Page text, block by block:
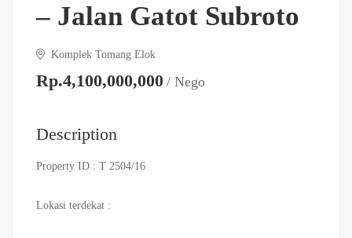
– Jalan Gatot Subroto
Komplek Tomang Elok
Rp.4,100,000,000 / Nego
Description
Property ID : T 2504/16
Lokasi terdekat :